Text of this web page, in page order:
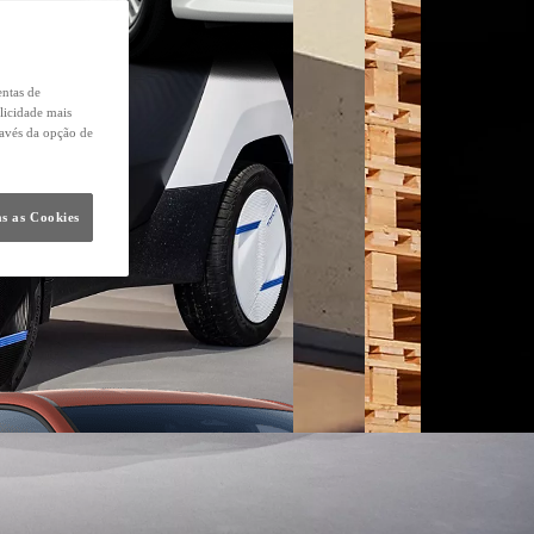
de
mais
da opção de
as Cookies